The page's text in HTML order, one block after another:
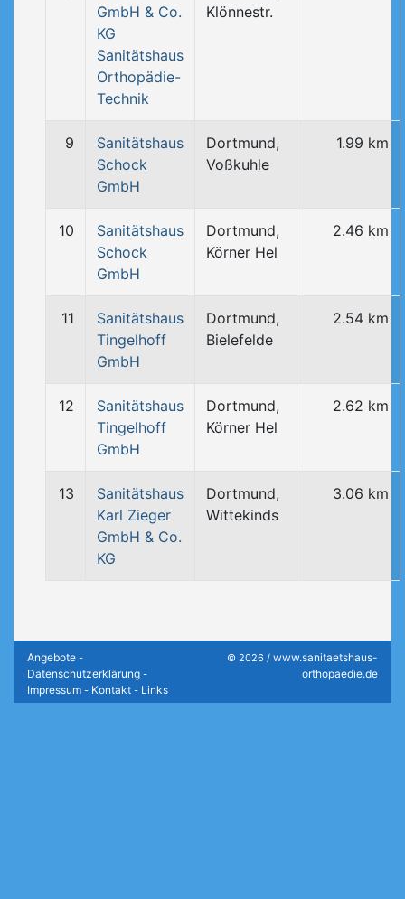
GmbH & Co.
KG
Sanitätshaus
Orthopädie-
Technik
Klönnestr.
9
Sanitätshaus
Schock
GmbH
Dortmund,
Voßkuhle
1.99 km
10
Sanitätshaus
Schock
GmbH
Dortmund,
Körner Hel
2.46 km
11
Sanitätshaus
Tingelhoff
GmbH
Dortmund,
Bielefelde
2.54 km
12
Sanitätshaus
Tingelhoff
GmbH
Dortmund,
Körner Hel
2.62 km
13
Sanitätshaus
Karl Zieger
GmbH & Co.
KG
Dortmund,
Wittekinds
3.06 km
Angebote -
Datenschutzerklärung -
Impressum - Kontakt - Links
© 2026 / www.sanitaetshaus-
orthopaedie.de